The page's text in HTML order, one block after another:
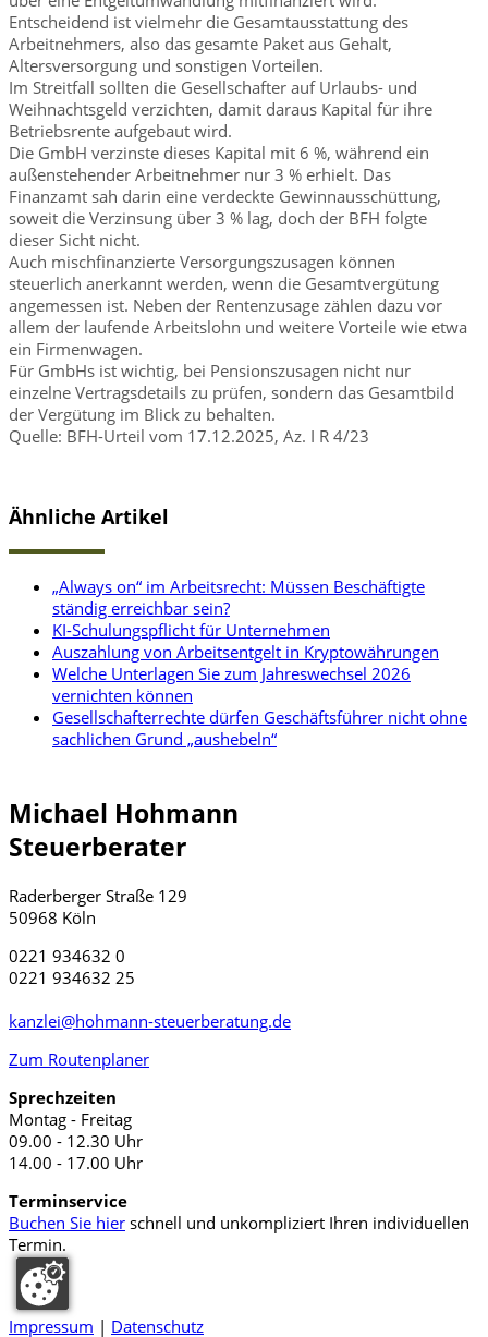
Entscheidend ist vielmehr die Gesamtausstattung des
Arbeitnehmers, also das gesamte Paket aus Gehalt,
Altersversorgung und sonstigen Vorteilen.
Im Streitfall sollten die Gesellschafter auf Urlaubs- und
Weihnachtsgeld verzichten, damit daraus Kapital für ihre
Betriebsrente aufgebaut wird.
Die GmbH verzinste dieses Kapital mit 6 %, während ein
außenstehender Arbeitnehmer nur 3 % erhielt. Das
Finanzamt sah darin eine verdeckte Gewinnausschüttung,
soweit die Verzinsung über 3 % lag, doch der BFH folgte
dieser Sicht nicht.
Auch mischfinanzierte Versorgungszusagen können
steuerlich anerkannt werden, wenn die Gesamtvergütung
angemessen ist. Neben der Rentenzusage zählen dazu vor
allem der laufende Arbeitslohn und weitere Vorteile wie etwa
ein Firmenwagen.
Für GmbHs ist wichtig, bei Pensionszusagen nicht nur
einzelne Vertragsdetails zu prüfen, sondern das Gesamtbild
der Vergütung im Blick zu behalten.
Quelle: BFH-Urteil vom 17.12.2025, Az. I R 4/23
Ähnliche Artikel
„Always on“ im Arbeitsrecht: Müssen Beschäftigte
ständig erreichbar sein?
KI-Schulungspflicht für Unternehmen
Auszahlung von Arbeitsentgelt in Kryptowährungen
Welche Unterlagen Sie zum Jahreswechsel 2026
vernichten können
Gesellschafterrechte dürfen Geschäftsführer nicht ohne
sachlichen Grund „aushebeln“
Michael Hohmann
Steuerberater
Raderberger Straße 129
50968 Köln
0221 934632 0
0221 934632 25
kanzlei@hohmann-steuerberatung.de
Zum Routenplaner
Sprechzeiten
Montag - Freitag
09.00 - 12.30 Uhr
14.00 - 17.00 Uhr
Terminservice
Buchen Sie hier schnell und unkompliziert Ihren individuellen
Termin.
Impressum | Datenschutz